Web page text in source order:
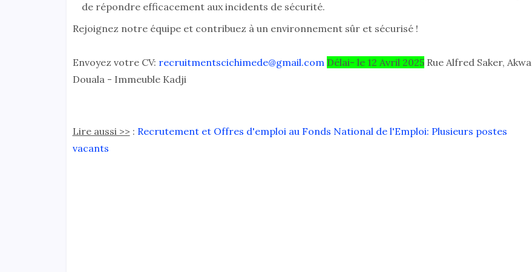
de répondre efficacement aux incidents de sécurité.
Rejoignez notre équipe et contribuez à un environnement sûr et sécurisé !
Envoyez votre CV: recruitmentscichimede@gmail.com Délai- le 12 Avril 2025Rue Alfred Saker, Akwa
Douala - Immeuble Kadji
Lire aussi >> : Recrutement et Offres d'emploi au Fonds National de l'Emploi: Plusieurs postes
vacants